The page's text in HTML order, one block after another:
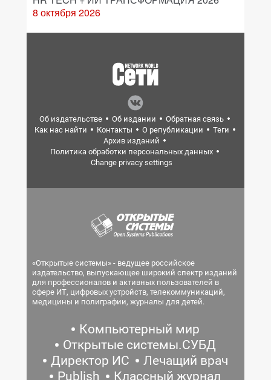
8 октября 2026
Об издательстве Об издании
Обратная связь
Как нас найти
Контакты О републикации
Теги
Архив изданий
Политика обработки персональных данных
Change privacy settings
«Открытые системы» - ведущее российское
издательство, выпускающее широкий спектр изданий
для профессионалов и активных пользователей в
сфере ИТ, цифровых устройств, телекоммуникаций,
медицины и полиграфии, журналы для детей.
Компьютерный мир
Открытые системы.СУБД
Директор ИС
Лечащий врач
Publish
Классный журнал